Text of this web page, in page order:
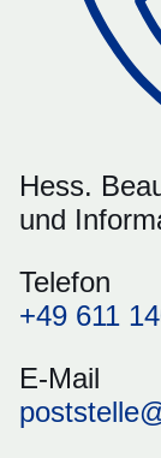
Hess.
und
Telefon
+49 611
E-Mail